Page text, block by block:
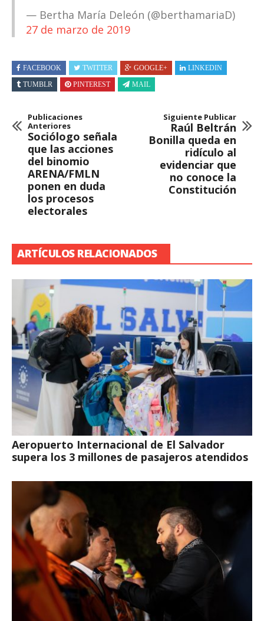
— Bertha María Deleón (@berthamariaD)
27 de marzo de 2019
FACEBOOK TWITTER GOOGLE+
LINKEDIN
TUMBLR
PINTEREST MAIL
Publicaciones
Anteriores
Sociólogo señala
que las acciones
del binomio
ARENA/FMLN
ponen en duda
los procesos
electorales
Siguiente Publicar
Raúl Beltrán
Bonilla queda en
ridículo al
evidenciar que
no conoce la
Constitución
ARTÍCULOS RELACIONADOS
Aeropuerto Internacional de El Salvador
supera los 3 millones de pasajeros atendidos